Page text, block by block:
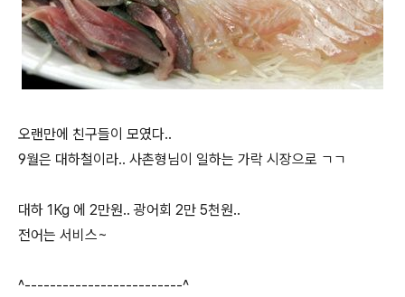
오랜만에 친구들이 모였다..
9월은 대하철이라.. 사촌형님이 일하는 가락 시장으로 ㄱㄱ
대하 1Kg 에 2만원.. 광어회 2만 5천원..
전어는 서비스~
^-------------------------^